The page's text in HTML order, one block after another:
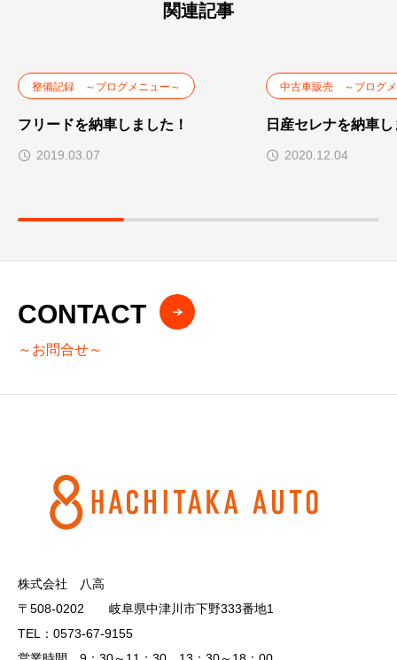
関連記事
整備記録 ～ブログメニュー～
フリードを納車しました！
2019.03.07
中古車販売 ～ブログ
日産セレナを納車
2020.12.04
CONTACT
～お問合せ～
株式会社 八高
〒508-0202 岐阜県中津川市下野333番地1
TEL：0573-67-9155